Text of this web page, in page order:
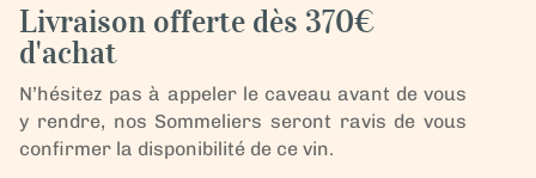
"Terrissimo"
Livraison offerte dès 370€
d'achat
N’hésitez pas à appeler le caveau avant de vous
y rendre, nos Sommeliers seront ravis de vous
confirmer la disponibilité de ce vin.